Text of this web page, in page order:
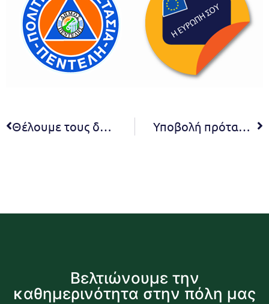
Θέλουμε τους δημότες μας υγιείς! Θέλουμε να είμαστε κοντά τους! Ενημερώστε μας για ότι χρειάζεστε και αφήστε μας να σας φροντίσουμε! Υποβολή πρότασης χρηματοδότησης 535.000 ευρώ από το ΕΣΠΑ για την προστασία Δημοτικών Αλσυλλίων του Δήμου Πεντέλης. Άντα Μπούσουλα: Στόχος μας η αποτελεσματικότερη προστασία και βιωσιμότητα των αλσυλλίων της πόλης
Βελτιώνουμε την
καθημερινότητα στην πόλη μας